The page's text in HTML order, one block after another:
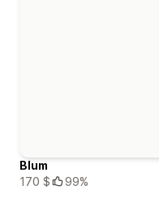
Blum
170 $
99%